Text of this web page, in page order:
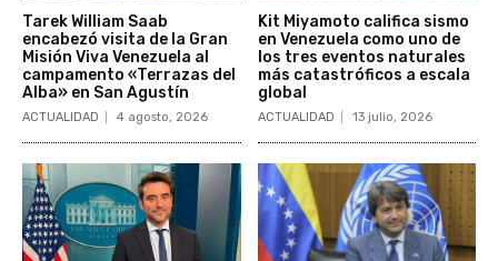
Tarek William Saab
encabezó visita de la Gran
Misión Viva Venezuela al
campamento «Terrazas del
Alba» en San Agustín
ACTUALIDAD 4 agosto, 2026
Kit Miyamoto califica sismo
en Venezuela como uno de
los tres eventos naturales
más catastróficos a escala
global
ACTUALIDAD 13 julio, 2026